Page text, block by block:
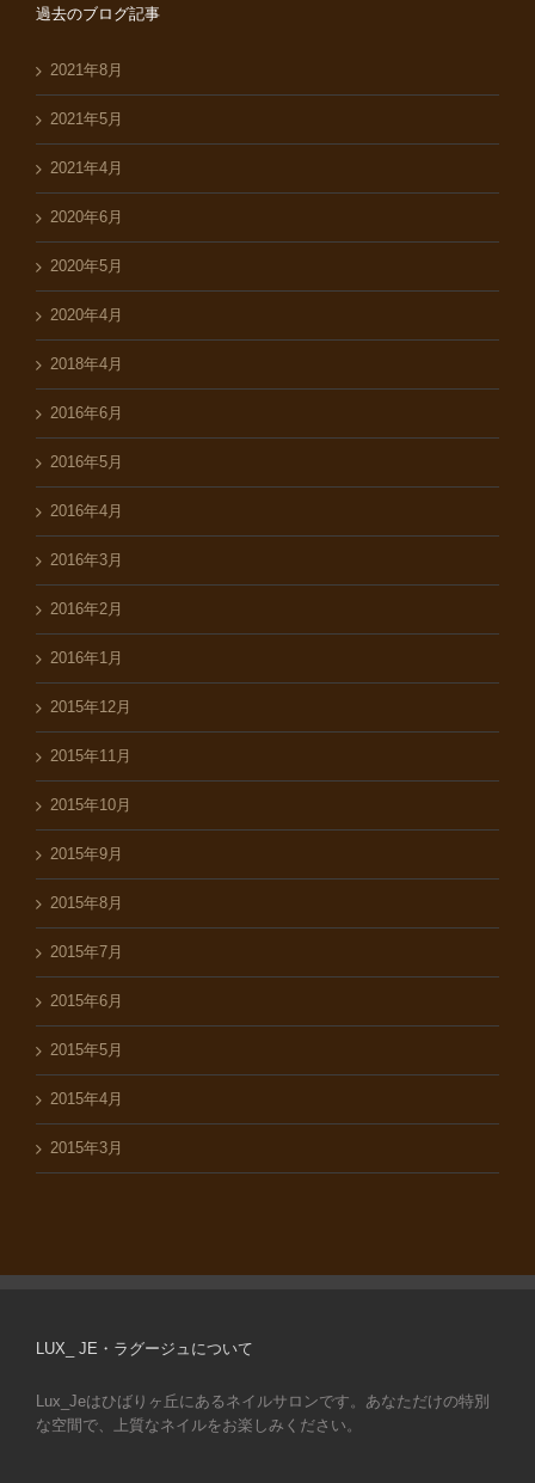
過去のブログ記事
2021年8月
2021年5月
2021年4月
2020年6月
2020年5月
2020年4月
2018年4月
2016年6月
2016年5月
2016年4月
2016年3月
2016年2月
2016年1月
2015年12月
2015年11月
2015年10月
2015年9月
2015年8月
2015年7月
2015年6月
2015年5月
2015年4月
2015年3月
LUX_ JE・ラグージュについて
Lux_Jeはひばりヶ丘にあるネイルサロンです。あなただけの特別
な空間で、上質なネイルをお楽しみください。